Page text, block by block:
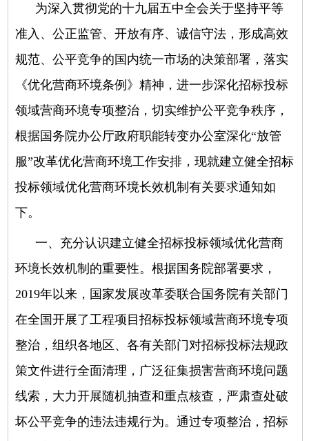
为深入贯彻党的十九届五中全会关于坚持平等
准入、公正监管、开放有序、诚信守法，形成高效
规范、公平竞争的国内统一市场的决策部署，落实
《优化营商环境条例》精神，进一步深化招标投标
领域营商环境专项整治，切实维护公平竞争秩序，
根据国务院办公厅政府职能转变办公室深化“放管
服”改革优化营商环境工作安排，现就建立健全招标
投标领域优化营商环境长效机制有关要求通知如
下。
一、充分认识建立健全招标投标领域优化营商
环境长效机制的重要性。 根据国务院部署要求，
2019年以来，国家发展改革委联合国务院有关部门
在全国开展了工程项目招标投标领域营商环境专项
整治，组织各地区、各有关部门对招标投标法规政
策文件进行全面清理，广泛征集损害营商环境问题
线索，大力开展随机抽查和重点核查，严肃查处破
坏公平竞争的违法违规行为。通过专项整治，招标